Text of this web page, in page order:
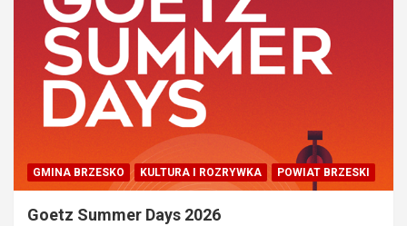
GMINA BRZESKO KULTURA I ROZRYWKA POWIAT BRZESKI
Goetz Summer Days 2026